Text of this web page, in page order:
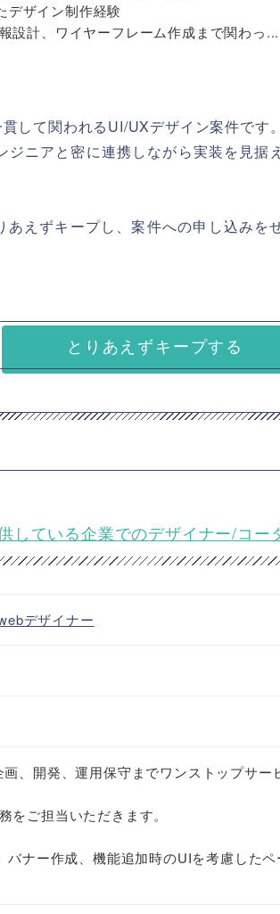
デザイン制作経験
設計、ワイヤーフレーム作成まで関わっ...
して関われるUI/UXデザイン案件です。
ニアと密に連携しながら実装を見据
えずキープし、案件への申し込みを
とりあえずキープする
している企業でのデザイナー/コー
デザイナー
、開発、運用保守までワンストップサー
をご担当いただきます。
ナー作成、機能追加時のUIを考慮したペ